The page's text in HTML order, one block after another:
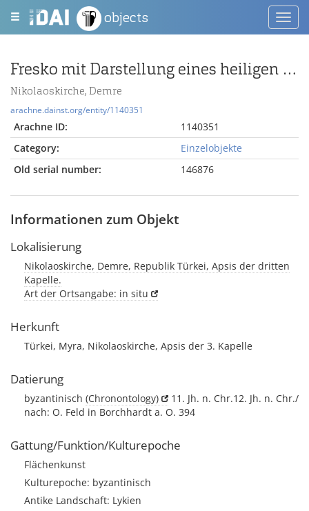
objects
Fresko mit Darstellung eines heiligen Bischofs
Nikolaoskirche, Demre
arachne.dainst.org/entity/1140351
Arachne ID:
1140351
Category:
Einzelobjekte
Old serial number:
146876
Informationen zum Objekt
Lokalisierung
Nikolaoskirche, Demre, Republik Türkei, Apsis der dritten
Kapelle.
Art der Ortsangabe: in situ
Herkunft
Türkei, Myra, Nikolaoskirche, Apsis der 3. Kapelle
Datierung
byzantinisch (Chronontology)
11. Jh. n. Chr.12. Jh. n. Chr./
nach: O. Feld in Borchhardt a. O. 394
Gattung/Funktion/Kulturepoche
Flächenkunst
Kulturepoche: byzantinisch
Antike Landschaft: Lykien